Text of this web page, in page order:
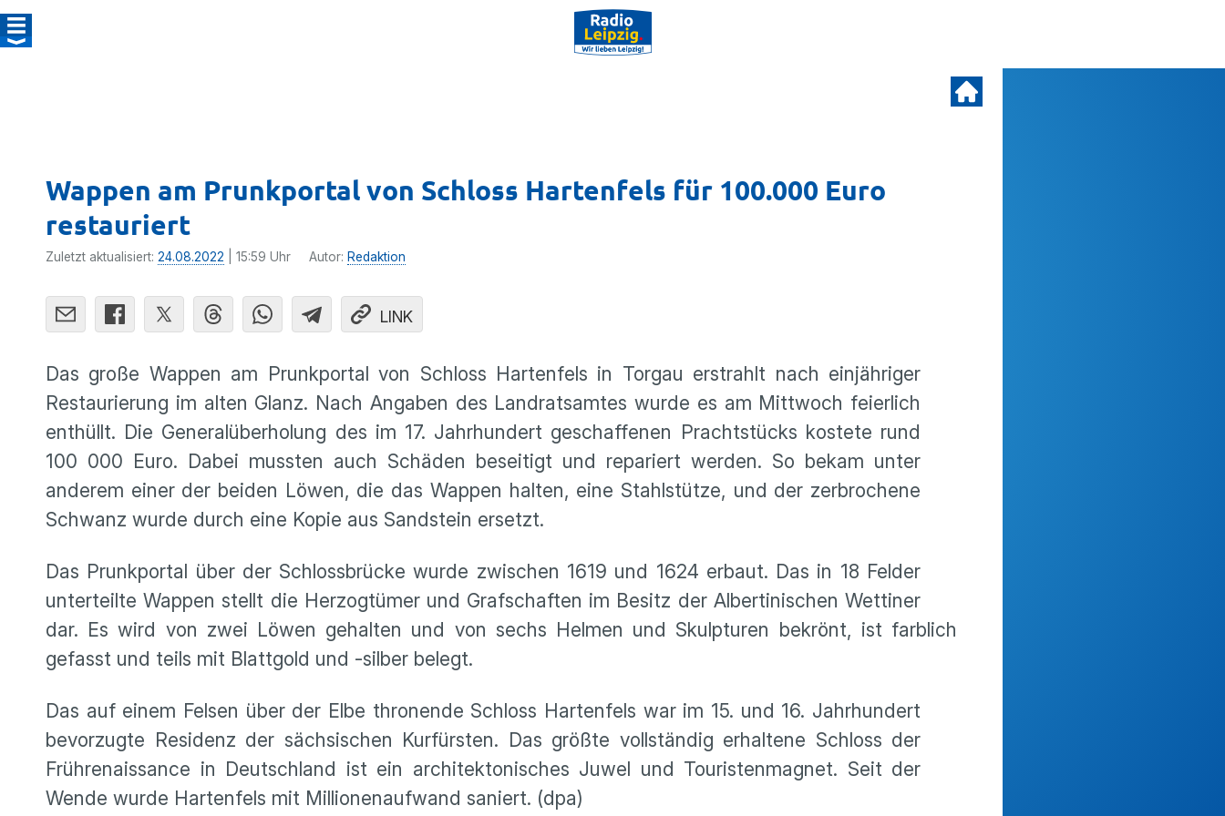
Wappen am Prunkportal von Schloss Hartenfels für 100.000 Euro
restauriert
Zuletzt aktualisiert: 24.08.2022 | 15:59 Uhr Autor: Redaktion
LINK
Das große Wappen am Prunkportal von Schloss Hartenfels in Torgau erstrahlt nach einjähriger
Restaurierung im alten Glanz. Nach Angaben des Landratsamtes wurde es am Mittwoch feierlich
enthüllt. Die Generalüberholung des im 17. Jahrhundert geschaffenen Prachtstücks kostete rund
100 000 Euro. Dabei mussten auch Schäden beseitigt und repariert werden. So bekam unter
anderem einer der beiden Löwen, die das Wappen halten, eine Stahlstütze, und der zerbrochene
Schwanz wurde durch eine Kopie aus Sandstein ersetzt.
Das Prunkportal über der Schlossbrücke wurde zwischen 1619 und 1624 erbaut. Das in 18 Felder
unterteilte Wappen stellt die Herzogtümer und Grafschaften im Besitz der Albertinischen Wettiner
dar. Es wird von zwei Löwen gehalten und von sechs Helmen und Skulpturen bekrönt, ist farblich
gefasst und teils mit Blattgold und -silber belegt.
Das auf einem Felsen über der Elbe thronende Schloss Hartenfels war im 15. und 16. Jahrhundert
bevorzugte Residenz der sächsischen Kurfürsten. Das größte vollständig erhaltene Schloss der
Frührenaissance in Deutschland ist ein architektonisches Juwel und Touristenmagnet. Seit der
Wende wurde Hartenfels mit Millionenaufwand saniert. (dpa)